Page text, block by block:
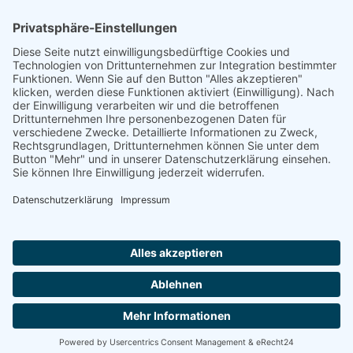
Footer
Cookie-Einstellungen Datenschutz
Impressum
intern
by